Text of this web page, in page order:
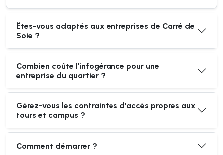
Êtes-vous adaptés aux entreprises de Carré de
Soie ?
Combien coûte l'infogérance pour une
entreprise du quartier ?
Gérez-vous les contraintes d'accès propres aux
tours et campus ?
Comment démarrer ?